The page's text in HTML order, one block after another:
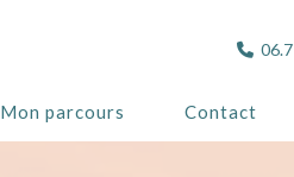
Mon parcours Contact